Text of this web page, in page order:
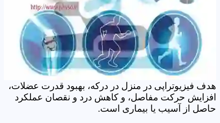
هدف فیزیوتراپی در منزل در درکه، بهبود قدرت عضلات،
افزایش حرکت مفاصل، و کاهش درد و نقصان عملکرد
حاصل از آسیب یا بیماری است.